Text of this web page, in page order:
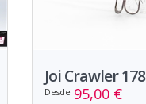
Joi Crawler 178
Desde 95,00 €